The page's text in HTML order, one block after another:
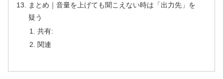
まとめ｜音量を上げても聞こえない時は「出力先」を
疑う
共有:
関連